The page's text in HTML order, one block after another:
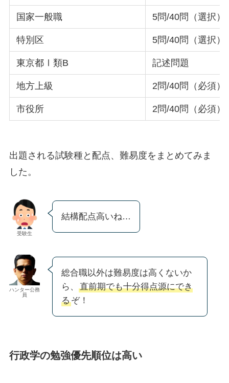
国家一般職 5問/40問（選択）
特別区 5問/40問（選択）
東京都Ⅰ類B 記述問題
地方上級 2問/40問（必須）
市役所 2問/40問（必須）
出題される試験種と配点、難易度をまとめてみま
した。
受験生
結構配点高いね…
ハンター公務
員
総合職以外は難易度は高くないか
ら、
直前期でも十分得点源にでき
るぞ！
行政学の勉強優先順位は高い